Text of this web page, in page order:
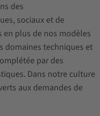
des
sociaux et de
plus de nos modèles
domaines techniques et
par des
Dans notre culture
aux demandes de